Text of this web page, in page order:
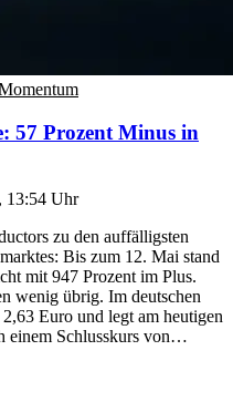
57 Prozent Minus in
13:54 Uhr
zu den auffälligsten
Bis zum 12. Mai stand
mit 947 Prozent im Plus.
wenig übrig. Im deutschen
Euro und legt am heutigen
einem Schlusskurs von…